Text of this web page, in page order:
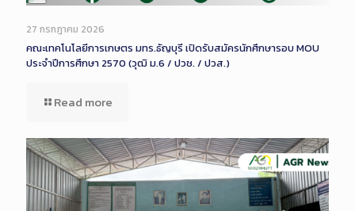
Long
Description
27 กรกฎาคม 2026
คณะเทคโนโลยีการเกษตร มทร.ธัญบุรี เปิดรับสมัครนักศึกษารอบ MOU
ประจำปีการศึกษา 2570 (วุฒิ ม.6 / ปวช. / ปวส.)
Read more